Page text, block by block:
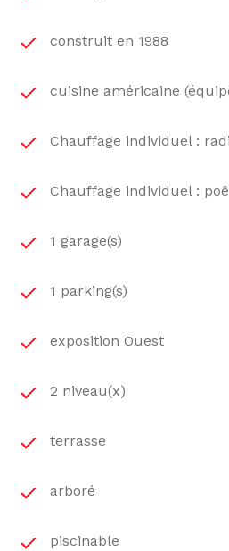
construit en 1988
cuisine américaine
Chauffage individuel :
Chauffage individuel :
1 garage(s)
1 parking(s)
exposition Ouest
2 niveau(x)
terrasse
arboré
piscinable